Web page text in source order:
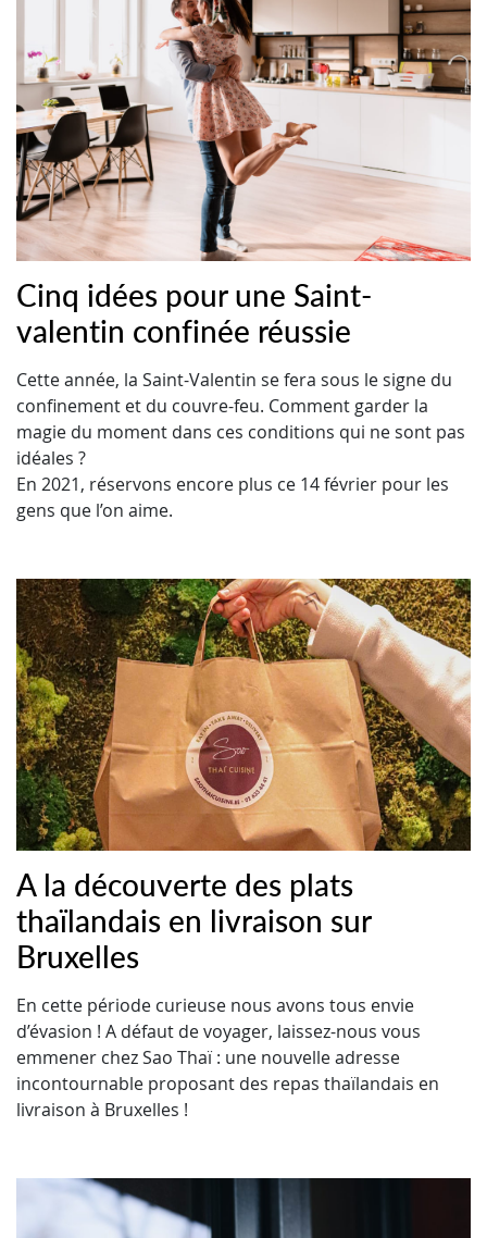
Cinq idées pour une Saint-
valentin confinée réussie
Cette année, la Saint-Valentin se fera sous le signe du
confinement et du couvre-feu. Comment garder la
magie du moment dans ces conditions qui ne sont pas
idéales ?
En 2021, réservons encore plus ce 14 février pour les
gens que l’on aime.
A la découverte des plats
thaïlandais en livraison sur
Bruxelles
En cette période curieuse nous avons tous envie
d’évasion ! A défaut de voyager, laissez-nous vous
emmener chez Sao Thaï : une nouvelle adresse
incontournable proposant des repas thaïlandais en
livraison à Bruxelles !